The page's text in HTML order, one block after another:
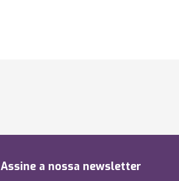
Assine a nossa newsletter